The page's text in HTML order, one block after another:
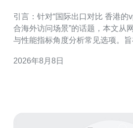
引言：针对“国际出口对比 香港的
合海外访问场景”的话题，本文从
与性能指标角度分析常见选项。
定性与成本效益。 香港VPS海外访问场景特点 香港
2026年8月8日